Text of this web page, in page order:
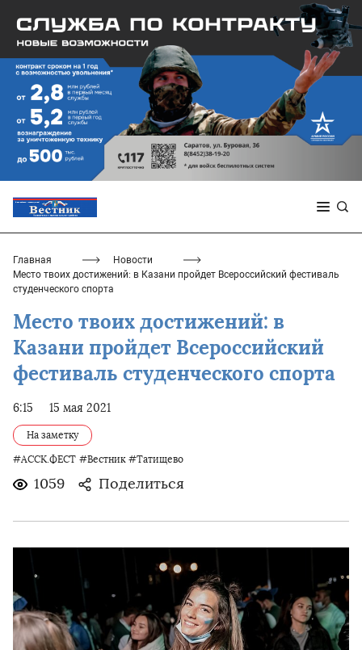
Главная
Новости
Место твоих достижений: в Казани пройдет Всероссийский фестиваль
студенческого спорта
Место твоих достижений: в
Казани пройдет Всероссийский
фестиваль студенческого спорта
6:15 15 мая 2021
На заметку
#АССК.ФЕСТ #Вестник #Татищево
1059 Поделиться